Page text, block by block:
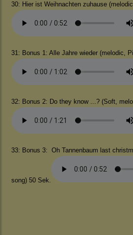
30: Hier ist Weihnachten zuhause
31: Bonus 1: Alle Jahre wieder (melodic,
32: Bonus 2: Do they know ...? (Soft,
33: Bonus 3: Oh Tannenbaum last
song) 50 Sek.